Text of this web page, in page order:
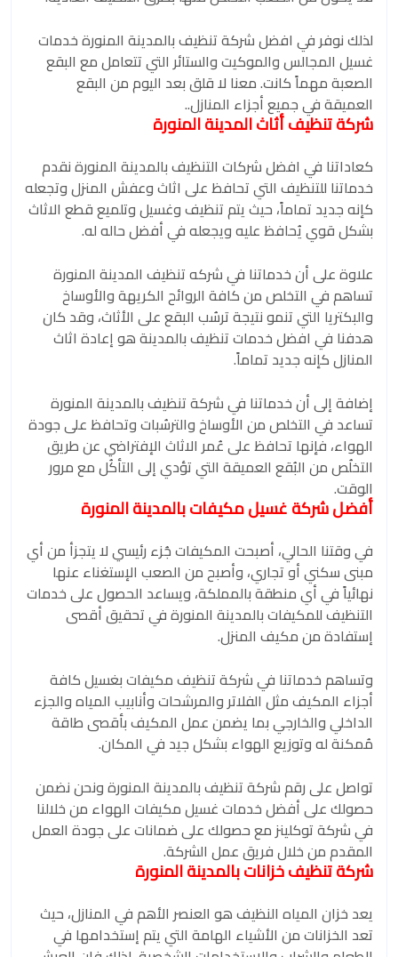
لذلك نوفر في افضل شركة تنظيف بالمدينة المنورة خدمات
غسيل المجالس والموكيت والستائر التي تتعامل مع البقع
الصعبة مهماً كانت. معنا لا قلق بعد اليوم من البقع
العميقة في جميع أجزاء المنازل..
شركة تنظيف أثاث المدينة المنورة
كعاداتنا في افضل شركات التنظيف بالمدينة المنورة نقدم
خدماتنا للتنظيف التي تحافظ على اثاث وعفش المنزل وتجعله
كإنه جديد تماماً، حيث يتم تنظيف وغسيل وتلميع قطع الاثاث
بشكل قوي يُحافظ عليه ويجعله في أفضل حاله له.
علاوة على أن خدماتنا في شركه تنظيف المدينة المنورة
تساهم في التخلص من كافة الروائح الكريهة والأوساخ
والبكتريا التي تنمو نتيجة ترسُب البقع على الأثاث، وقد كان
هدفنا في افضل خدمات تنظيف بالمدينة هو إعادة اثاث
المنازل كإنه جديد تماماً.
إضافة إلى أن خدماتنا في شركة تنظيف بالمدينة المنورة
تساعد في التخلص من الأوساخ والترسُبات وتحافظ على جودة
الهواء، فإنها تحافظ على عُمر الاثاث الإفتراضي عن طريق
التخلُص من البُقع العميقة التي تؤدي إلى التأكُل مع مرور
الوقت.
أفضل شركة غسيل مكيفات بالمدينة المنورة
في وقتنا الحالي، أصبحت المكيفات جُزء رئيسي لا يتجزأ من أي
مبنى سكني أو تجاري، وأصبح من الصعب الإستغناء عنها
نهائياً في أي منطقة بالمملكة، ويساعد الحصول على خدمات
التنظيف للمكيفات بالمدينة المنورة في تحقيق أقصى
إستفادة من مكيف المنزل.
وتساهم خدماتنا في شركة تنظيف مكيفات بغسيل كافة
أجزاء المكيف مثل الفلاتر والمرشحات وأنابيب المياه والجزء
الداخلي والخارجي بما يضمن عمل المكيف بأقصى طاقة
مُمكنة له وتوزيع الهواء بشكل جيد في المكان.
تواصل على رقم شركة تنظيف بالمدينة المنورة ونحن نضمن
حصولك على أفضل خدمات غسيل مكيفات الهواء من خلالنا
في شركة توكلينز مع حصولك على ضمانات على جودة العمل
المقدم من خلال فريق عمل الشركة.
شركة تنظيف خزانات بالمدينة المنورة
يعد خزان المياه النظيف هو العنصر الأهم في المنازل، حيث
تعد الخزانات من الأشياء الهامة التي يتم إستخدامها في